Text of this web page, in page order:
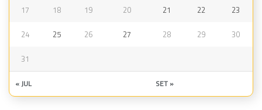
17 18 19 20 21 22 23
24 25 26 27 28 29 30
31
« JUL SET »